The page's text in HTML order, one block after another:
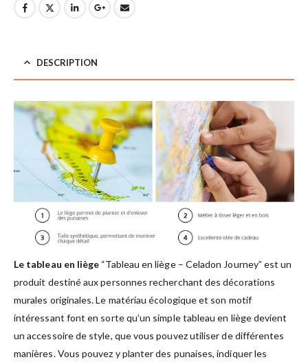
DESCRIPTION
Le tableau en liège “Tableau en liège – Celadon Journey” est un
produit destiné aux personnes recherchant des décorations
murales originales. Le matériau écologique et son motif
intéressant font en sorte qu’un simple tableau en liège devient
un accessoire de style, que vous pouvez utiliser de différentes
manières. Vous pouvez y planter des punaises, indiquer les